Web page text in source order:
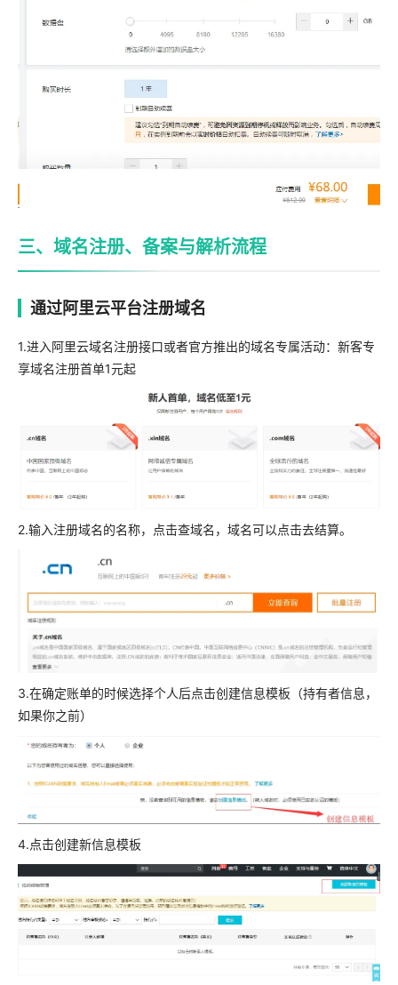
三、域名注册、备案与解析流程
通过阿里云平台注册域名
1.进入阿里云域名注册接口或者官方推出的域名专属活动：新客专
享域名注册首单1元起
2.输入注册域名的名称，点击查域名，域名可以点击去结算。
3.在确定账单的时候选择个人后点击创建信息模板（持有者信息，
如果你之前）
4.点击创建新信息模板